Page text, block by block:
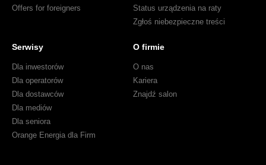
Offers for foreigners
Status urządzenia na raty
Zgłoś niebezpieczne treści
Serwisy
Dla inwestorów
Dla operatorów
Dla dostawców
Dla mediów
Dla seniora
Orange Energia dla Firm
O firmie
O nas
Kariera
Znajdź salon